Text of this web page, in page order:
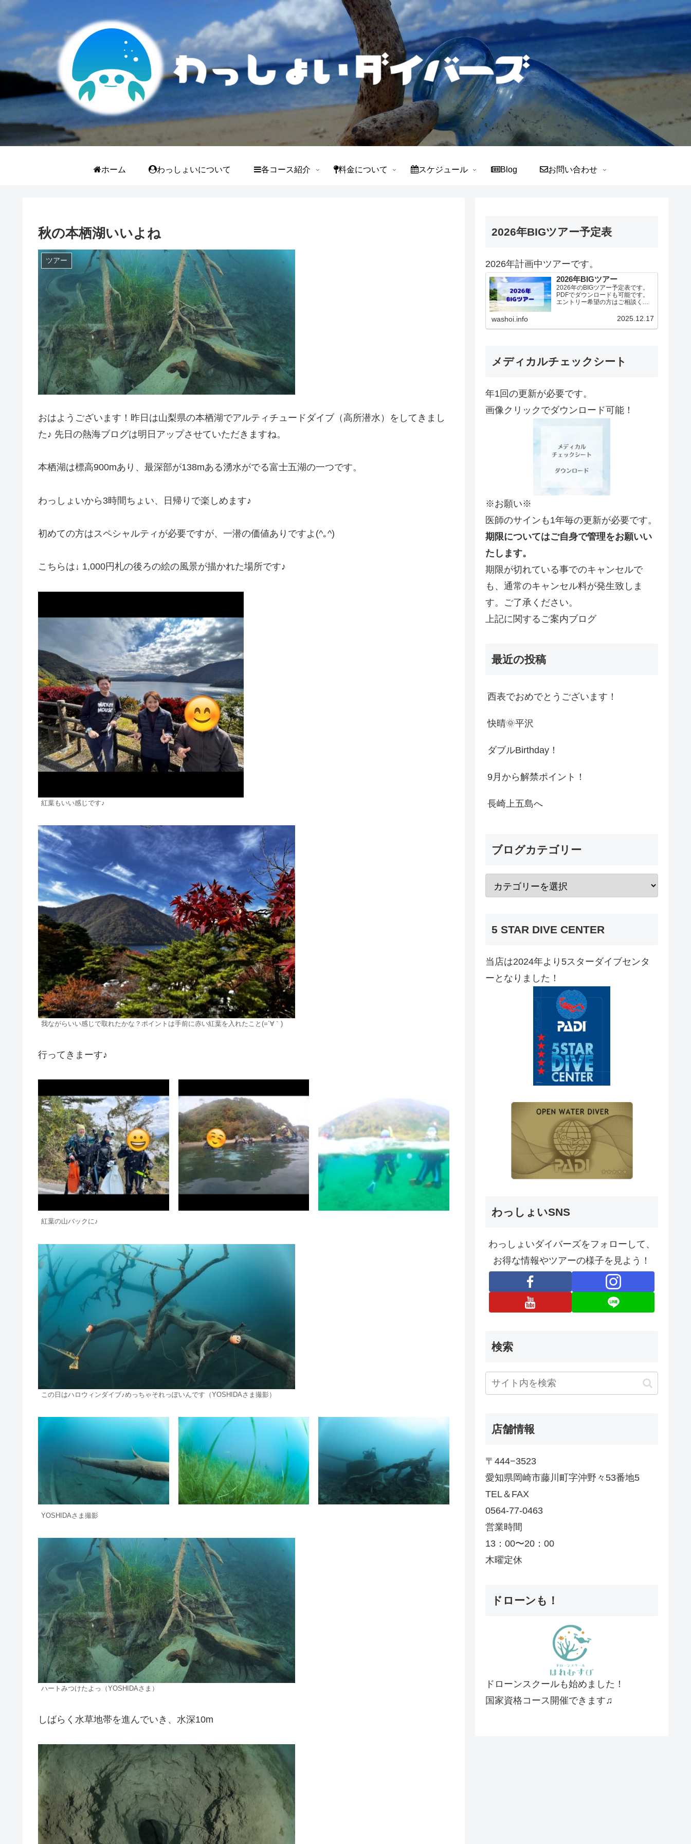
ホーム わっしょいについて 各コース紹介 料金について スケジュール Blog お問い合わせ
秋の本栖湖いいよね
ツアー
おはようございます！昨日は山梨県の本栖湖でアルティチュードダイブ（高所潜水）をしてきまし
た♪ 先日の熱海ブログは明日アップさせていただきますね。
本栖湖は標高900mあり、最深部が138mある湧水がでる富士五湖の一つです。
わっしょいから3時間ちょい、日帰りで楽しめます♪
初めての方はスペシャルティが必要ですが、一潜の価値ありですよ(^｡^)
こちらは↓ 1,000円札の後ろの絵の風景が描かれた場所です♪
紅葉もいい感じです♪
我ながらいい感じで取れたかな？ポイントは手前に赤い紅葉を入れたこと(=´∀｀)
行ってきまーす♪
紅葉の山バックに♪
この日はハロウィンダイブ♪めっちゃそれっぽいんです（YOSHIDAさま撮影）
YOSHIDAさま撮影
ハートみつけたよっ（YOSHIDAさま）
しばらく水草地帯を進んでいき、水深10m
2026年BIGツアー予定表
2026年計画中ツアーです。
2026年BIGツアー
2026年のBIGツアー予定表です。
PDFでダウンロードも可能です。
エントリー希望の方はご相談くだ
より変動ありますので、ご確認く
新）ダウンロードPDFでアップロ
washoi.info 2025.12.17
メディカルチェックシート
年1回の更新が必要です。
画像クリックでダウンロード可能！
※お願い※
医師のサインも1年毎の更新が必要です。
期限についてはご自身で管理をお願いい
たします。
期限が切れている事でのキャンセルで
も、通常のキャンセル料が発生致しま
す。ご了承ください。
上記に関するご案内ブログ
最近の投稿
西表でおめでとうございます！
快晴🌞平沢
ダブルBirthday！
9月から解禁ポイント！
長崎上五島へ
ブログカテゴリー
5 STAR DIVE CENTER
当店は2024年より5スターダイブセンタ
ーとなりました！
わっしょいSNS
わっしょいダイバーズをフォローして、
お得な情報やツアーの様子を見よう！
検索
店舗情報
〒444−3523
愛知県岡崎市藤川町字沖野々53番地5
TEL＆FAX
0564-77-0463
営業時間
13：00〜20：00
木曜定休
ドローンも！
ドローンスクールも始めました！
国家資格コース開催できます♫